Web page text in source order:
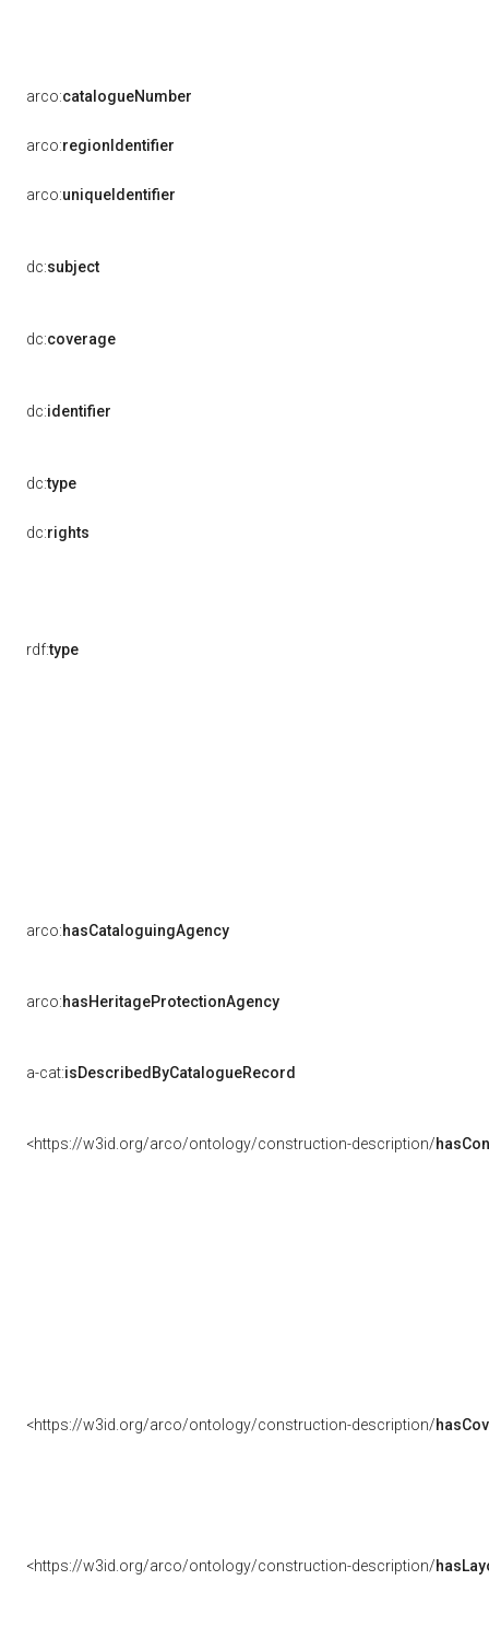
arco:catalogueNumber
arco:regionIdentifier
arco:uniqueIdentifier
dc:subject
dc:coverage
dc:identifier
dc:type
dc:rights
rdf:type
arco:hasCataloguingAgency
arco:hasHeritageProtectionAgency
a-cat:isDescribedByCatalogueRecord
<https://w3id.org/arco/ontology/construction-description/
<https://w3id.org/arco/ontology/construction-description/
<https://w3id.org/arco/ontology/construction-description/